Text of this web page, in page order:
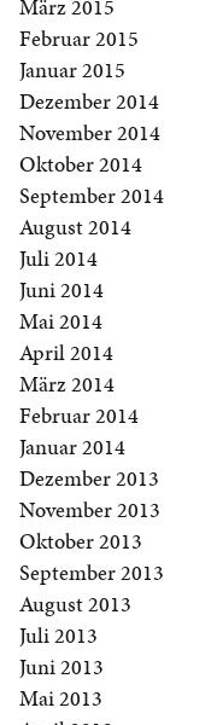
März 2015
Februar 2015
Januar 2015
Dezember 2014
November 2014
Oktober 2014
September 2014
August 2014
Juli 2014
Juni 2014
Mai 2014
April 2014
März 2014
Februar 2014
Januar 2014
Dezember 2013
November 2013
Oktober 2013
September 2013
August 2013
Juli 2013
Juni 2013
Mai 2013